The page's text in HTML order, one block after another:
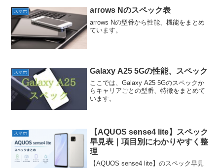
スマホ arrows Nのスペック表
arrows Nの型番から性能、機能をまとめ
ています。
スマホ Galaxy A25 5Gの性能、スペック
ここでは、Galaxy A25 5Gのスペックか
らキャリアごとの型番、特徴をまとめて
います。
スマホ
【AQUOS sense4 lite】スペック
早見表｜項目別にわかりやすく整
理
【AQUOS sense4 lite】のスペック早見